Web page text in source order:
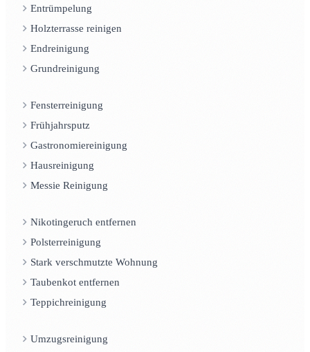
Entrümpelung
Holzterrasse reinigen
Endreinigung
Grundreinigung
Fensterreinigung
Frühjahrsputz
Gastronomiereinigung
Hausreinigung
Messie Reinigung
Nikotingeruch entfernen
Polsterreinigung
Stark verschmutzte Wohnung
Taubenkot entfernen
Teppichreinigung
Umzugsreinigung